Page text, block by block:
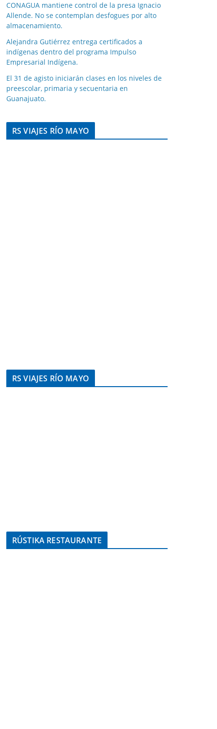
CONAGUA mantiene control de la presa Ignacio
Allende. No se contemplan desfogues por alto
almacenamiento.
Alejandra Gutiérrez entrega certificados a
indígenas dentro del programa Impulso
Empresarial Indígena.
El 31 de agisto iniciarán clases en los niveles de
preescolar, primaria y secuentaria en
Guanajuato.
RS VIAJES RÍO MAYO
RS VIAJES RÍO MAYO
RÚSTIKA RESTAURANTE